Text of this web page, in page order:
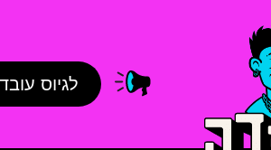
לגיוס